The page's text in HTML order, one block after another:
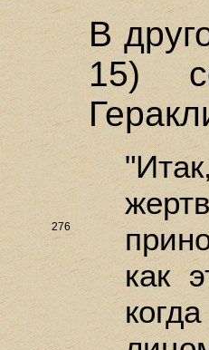
В
15)
276
как